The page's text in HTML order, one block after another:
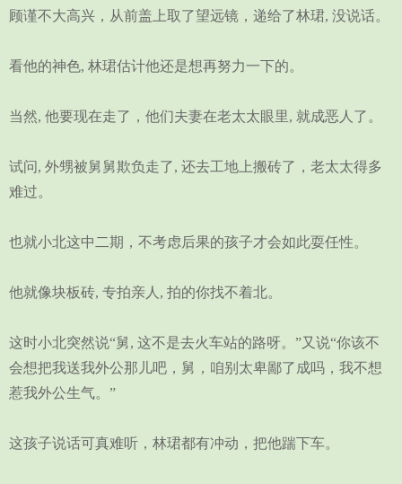
顾谨不大高兴，从前盖上取了望远镜，递给了林珺, 没说话。
看他的神色, 林珺估计他还是想再努力一下的。
当然, 他要现在走了，他们夫妻在老太太眼里, 就成恶人了。
试问, 外甥被舅舅欺负走了, 还去工地上搬砖了，老太太得多
难过。
也就小北这中二期，不考虑后果的孩子才会如此耍任性。
他就像块板砖, 专拍亲人, 拍的你找不着北。
这时小北突然说“舅, 这不是去火车站的路呀。”又说“你该不
会想把我送我外公那儿吧，舅，咱别太卑鄙了成吗，我不想
惹我外公生气。”
这孩子说话可真难听，林珺都有冲动，把他踹下车。